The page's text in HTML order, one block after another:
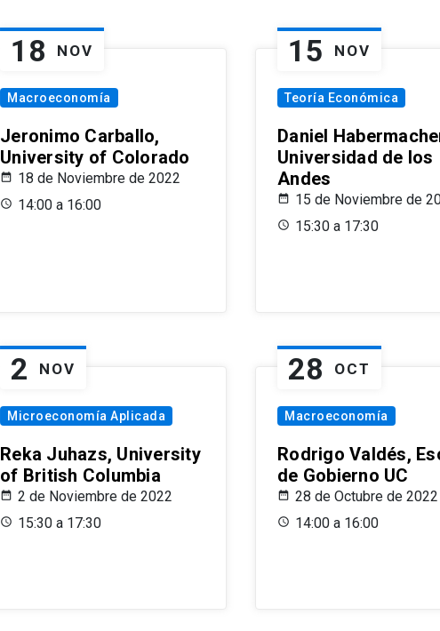
18 NOV
Macroeconomía
Jeronimo Carballo,
University of Colorado
18 de Noviembre de 2022
14:00 a 16:00
15 NOV
Teoría Económica
Daniel
Universidad de los
Andes
15 de Noviembre de
15:30 a 17:30
2 NOV
Microeconomía Aplicada
Reka Juhazs, University
of British Columbia
2 de Noviembre de 2022
15:30 a 17:30
28 OCT
Macroeconomía
Rodrigo Valdés,
de Gobierno UC
28 de Octubre de 2022
14:00 a 16:00